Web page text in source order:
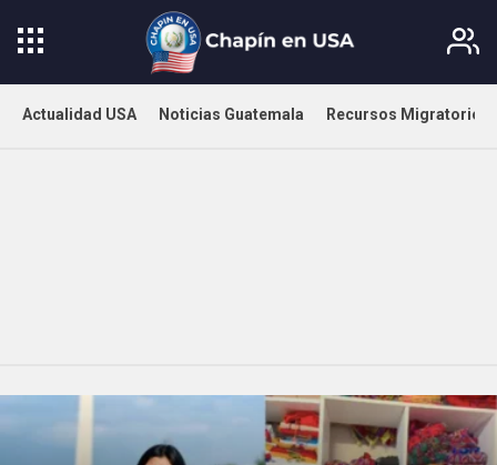
Actualidad USA Noticias Guatemala Recursos Migratorios